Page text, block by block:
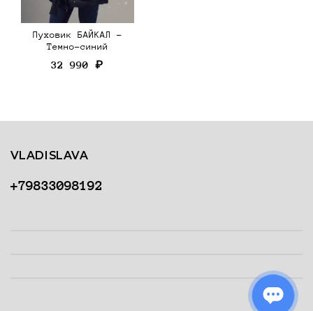
Пуховик БАЙКАЛ -
Темно-синий
32 990 ₽
+79833098192
VLADISLAVA